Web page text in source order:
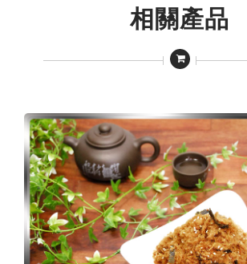
相關產品